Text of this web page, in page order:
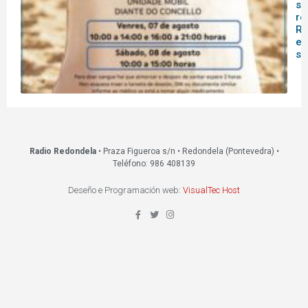
Radio Redondela• Praza Figueroa s/n • Redondela (Pontevedra) •
Teléfono: 986 408139
Deseño e Programación web: VisualTec Host